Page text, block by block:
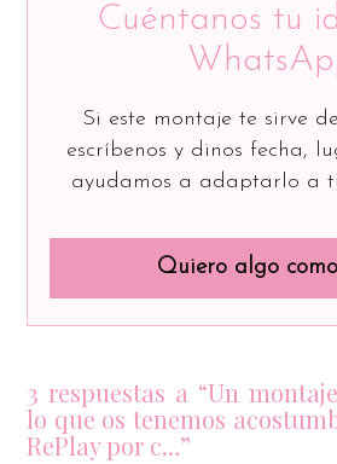
Cuéntanos tu
Si este montaje te sirve
escríbenos y dinos fecha,
ayudamos a adaptarlo a
Quiero algo
3 respuestas a “Un
lo que os tenemos
RePlay por c…”